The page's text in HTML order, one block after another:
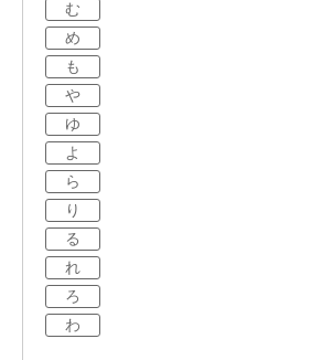
む
め
も
や
ゆ
よ
ら
り
る
れ
ろ
わ